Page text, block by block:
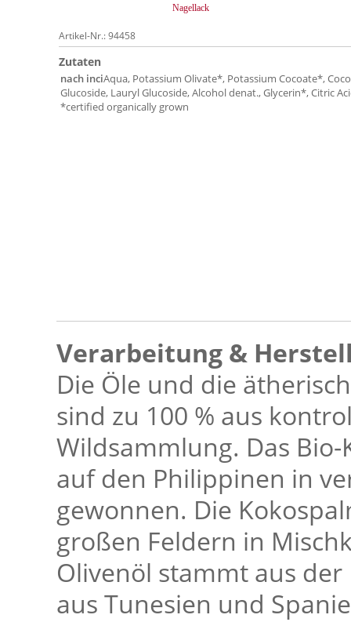
Nagellack
Artikel-Nr.: 94458
Zutaten
nach inciAqua, Potassium Olivate*, Potassium Cocoate*, Coco
Glucoside, Lauryl Glucoside, Alcohol denat., Glycerin*, Citric
*certified organically grown
Verarbeitung &
Die Öle und die
sind zu 100 % aus
Wildsammlung. Das
auf den Philippinen in
gewonnen. Die
großen Feldern in
Olivenöl stammt aus
aus Tunesien und